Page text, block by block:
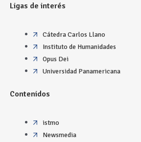
Ligas de interés
Cátedra Carlos Llano
Instituto de Humanidades
Opus Dei
Universidad Panamericana
Contenidos
istmo
Newsmedia